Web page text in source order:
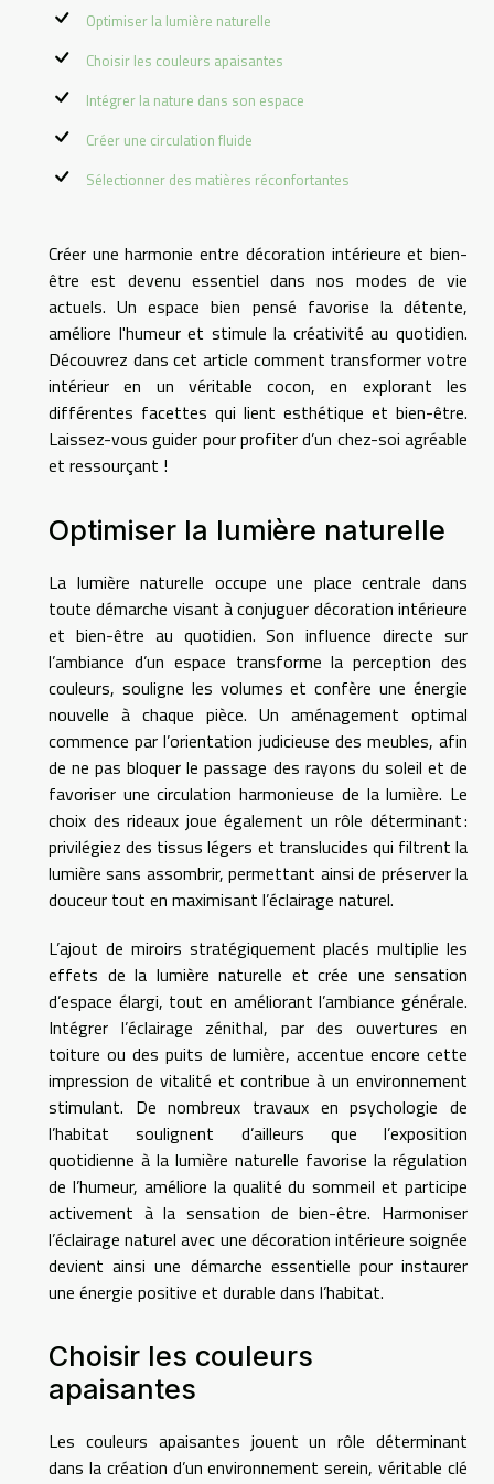
Optimiser la lumière naturelle
Choisir les couleurs apaisantes
Intégrer la nature dans son espace
Créer une circulation fluide
Sélectionner des matières réconfortantes
Créer une harmonie entre décoration intérieure et bien-
être est devenu essentiel dans nos modes de vie
actuels. Un espace bien pensé favorise la détente,
améliore l'humeur et stimule la créativité au quotidien.
Découvrez dans cet article comment transformer votre
intérieur en un véritable cocon, en explorant les
différentes facettes qui lient esthétique et bien-être.
Laissez-vous guider pour profiter d’un chez-soi agréable
et ressourçant !
Optimiser la lumière naturelle
La lumière naturelle occupe une place centrale dans
toute démarche visant à conjuguer décoration intérieure
et bien-être au quotidien. Son influence directe sur
l’ambiance d’un espace transforme la perception des
couleurs, souligne les volumes et confère une énergie
nouvelle à chaque pièce. Un aménagement optimal
commence par l’orientation judicieuse des meubles, afin
de ne pas bloquer le passage des rayons du soleil et de
favoriser une circulation harmonieuse de la lumière. Le
choix des rideaux joue également un rôle déterminant :
privilégiez des tissus légers et translucides qui filtrent la
lumière sans assombrir, permettant ainsi de préserver la
douceur tout en maximisant l’éclairage naturel.
L’ajout de miroirs stratégiquement placés multiplie les
effets de la lumière naturelle et crée une sensation
d’espace élargi, tout en améliorant l’ambiance générale.
Intégrer l’éclairage zénithal, par des ouvertures en
toiture ou des puits de lumière, accentue encore cette
impression de vitalité et contribue à un environnement
stimulant. De nombreux travaux en psychologie de
l’habitat soulignent d’ailleurs que l’exposition
quotidienne à la lumière naturelle favorise la régulation
de l’humeur, améliore la qualité du sommeil et participe
activement à la sensation de bien-être. Harmoniser
l’éclairage naturel avec une décoration intérieure soignée
devient ainsi une démarche essentielle pour instaurer
une énergie positive et durable dans l’habitat.
Choisir les couleurs
apaisantes
Les couleurs apaisantes jouent un rôle déterminant
dans la création d’un environnement serein, véritable clé